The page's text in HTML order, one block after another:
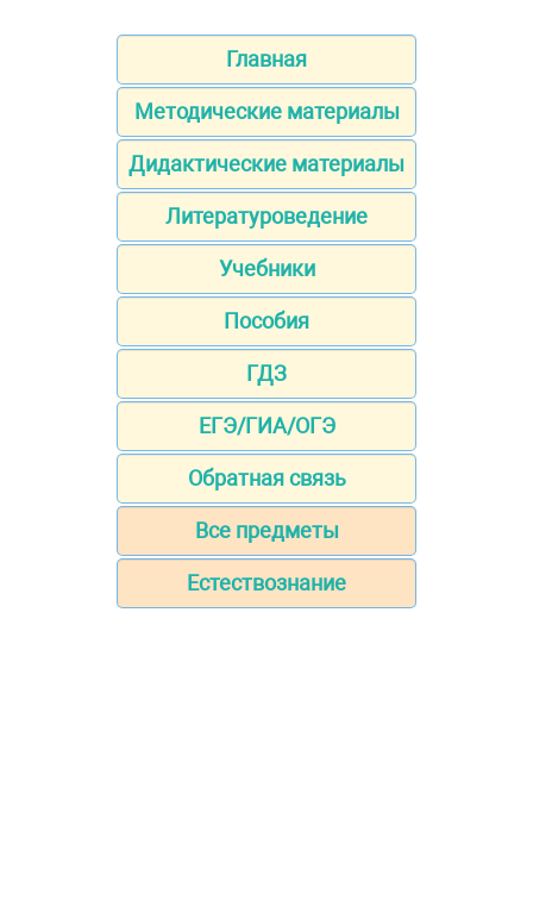
Главная
Методические материалы
Дидактические материалы
Литературоведение
Учебники
Пособия
ГДЗ
ЕГЭ/ГИА/ОГЭ
Обратная связь
Все предметы
Естествознание